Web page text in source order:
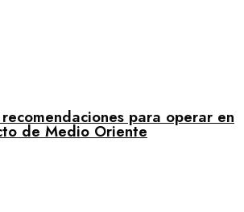
para operar en
de Medio Oriente